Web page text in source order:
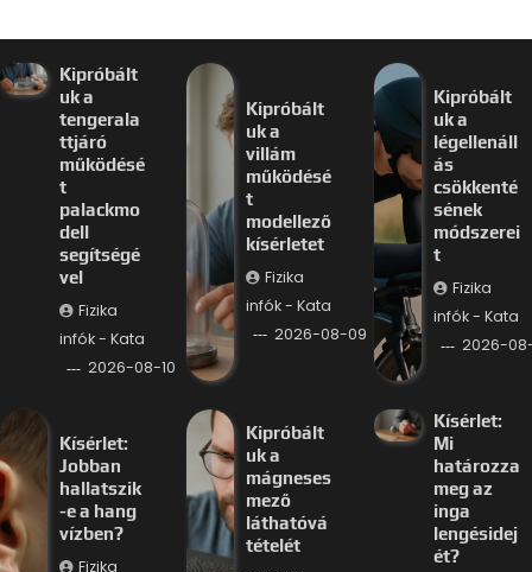
Kipróbált
uk a
tengerala
ttjáró
működésé
t
palackmo
dell
segítségé
vel
Fizika
infók - Kata
2026-08-10
Kipróbált
uk a
villám
működésé
t
modellező
kísérletet
Fizika
infók - Kata
2026-08-09
Kipróbált
uk a
légellenáll
ás
csökkenté
sének
módszerei
t
Fizika
infók - Kata
2026-
Kísérlet:
Jobban
hallatszik
-e a hang
vízben?
Fizika
Kipróbált
uk a
mágneses
mező
láthatóvá
tételét
Kísérlet:
Mi
határozza
meg az
inga
lengésidej
ét?